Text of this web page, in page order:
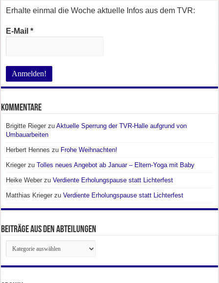
Erhalte einmal die Woche aktuelle Infos aus dem TVR:
E-Mail*
Kommentare
Brigitte Rieger zuAktuelle Sperrung der TVR-Halle aufgrund von
Umbauarbeiten
Herbert Hennes zu Frohe Weihnachten!
Krieger zuTolles neues Angebot ab Januar – Eltern-Yoga mit Baby
Heike Weber zuVerdiente Erholungspause statt Lichterfest
Matthias Krieger zuVerdiente Erholungspause statt Lichterfest
Beiträge aus den Abteilungen
Beiträge
aus
den
Abteilungen